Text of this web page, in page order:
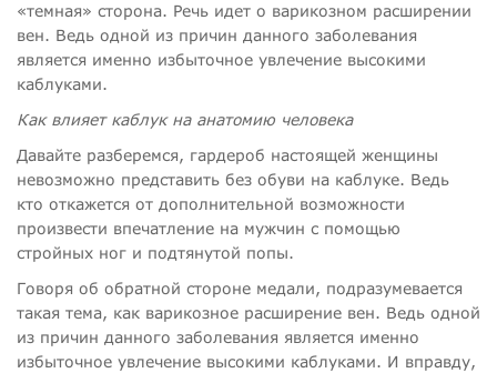
«темная» сторона. Речь идет о варикозном расширении
вен. Ведь одной из причин данного заболевания
является именно избыточное увлечение высокими
каблуками.
Как влияет каблук на анатомию человека
Давайте разберемся, гардероб настоящей женщины
невозможно представить без обуви на каблуке. Ведь
кто откажется от дополнительной возможности
произвести впечатление на мужчин с помощью
стройных ног и подтянутой попы.
Говоря об обратной стороне медали, подразумевается
такая тема, как варикозное расширение вен. Ведь одной
из причин данного заболевания является именно
избыточное увлечение высокими каблуками. И вправду,